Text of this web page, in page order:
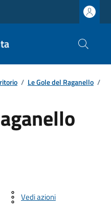
/ Le Gole del Raganello /
Vedi azioni